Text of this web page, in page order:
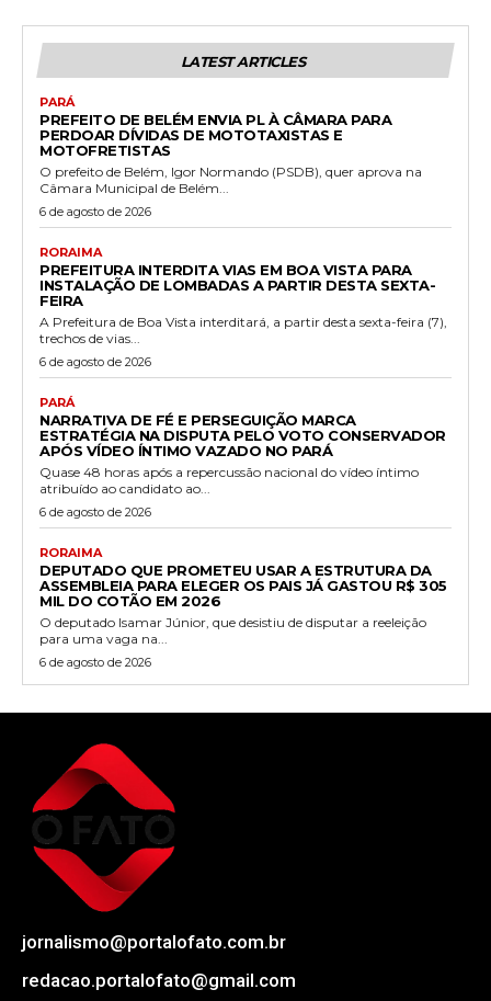
LATEST ARTICLES
PARÁ
PREFEITO DE BELÉM ENVIA PL À CÂMARA PARA
PERDOAR DÍVIDAS DE MOTOTAXISTAS E
MOTOFRETISTAS
O prefeito de Belém, Igor Normando (PSDB), quer aprova na
Câmara Municipal de Belém...
6 de agosto de 2026
RORAIMA
PREFEITURA INTERDITA VIAS EM BOA VISTA PARA
INSTALAÇÃO DE LOMBADAS A PARTIR DESTA SEXTA-
FEIRA
A Prefeitura de Boa Vista interditará, a partir desta sexta-feira (7),
trechos de vias...
6 de agosto de 2026
PARÁ
NARRATIVA DE FÉ E PERSEGUIÇÃO MARCA
ESTRATÉGIA NA DISPUTA PELO VOTO CONSERVADOR
APÓS VÍDEO ÍNTIMO VAZADO NO PARÁ
Quase 48 horas após a repercussão nacional do vídeo íntimo
atribuído ao candidato ao...
6 de agosto de 2026
RORAIMA
DEPUTADO QUE PROMETEU USAR A ESTRUTURA DA
ASSEMBLEIA PARA ELEGER OS PAIS JÁ GASTOU R$ 305
MIL DO COTÃO EM 2026
O deputado Isamar Júnior, que desistiu de disputar a reeleição
para uma vaga na...
6 de agosto de 2026
jornalismo@portalofato.com.br
redacao.portalofato@gmail.com